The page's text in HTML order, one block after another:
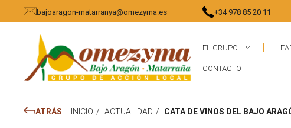
bajoaragon-matarranya@omezyma.es +34 978 85 20 11
EL GRUPO
CONTACTO
ATRÁS INICIO / ACTUALIDAD / CATA DE VINOS DEL BAJO